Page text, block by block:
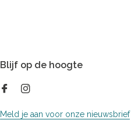
Blijf op de hoogte
Meld je aan voor onze nieuwsbrief